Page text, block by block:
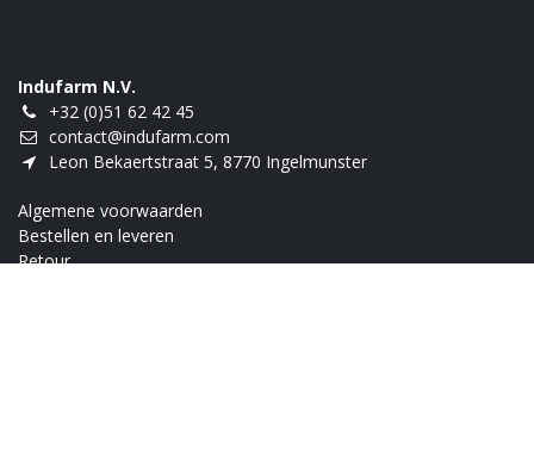
Indufarm N.V.
+32 (0)51 62 42 45
contact@indufarm.com
Leon Bekaertstraat 5, 8770 Ingelmunster
Algemene voorwaarden
Bestellen en leveren
Retour